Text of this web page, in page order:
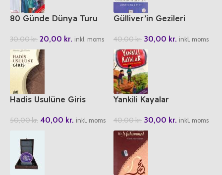
80 Günde Dünya Turu
30,00kr. 20,00 kr. inkl. moms
Gülliver’in Gezileri
40,00kr. 30,00 kr. inkl. moms
Hadis Usulüne Giris
50,00kr. 40,00 kr. inkl. moms
Yankili Kayalar
40,00kr. 30,00 kr. inkl. moms